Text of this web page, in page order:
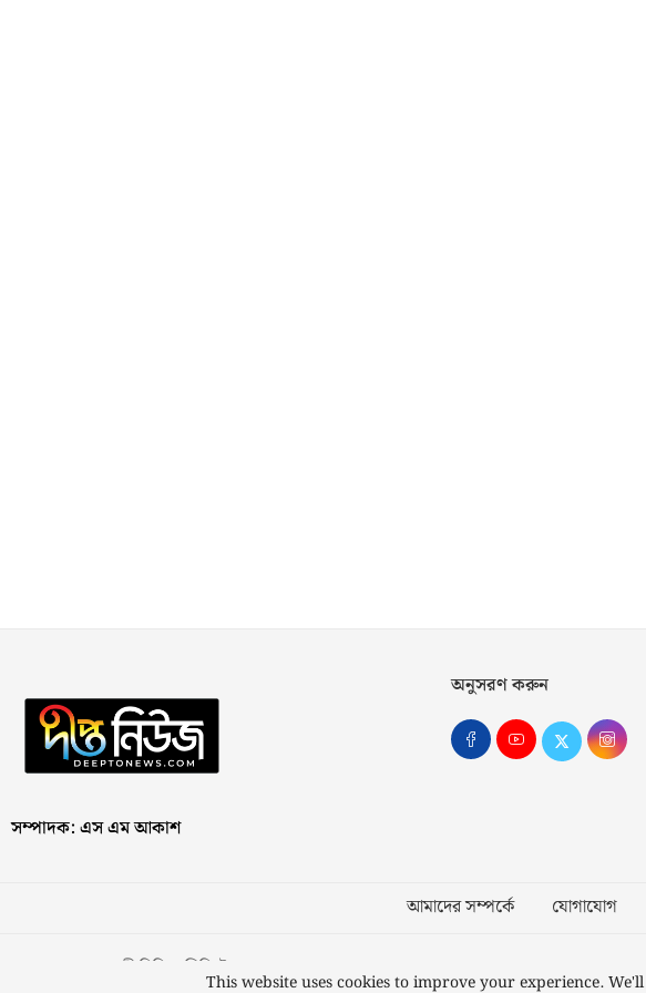
সম্পাদক: এস এম আকাশ
অনুসরণ করুন
আমাদের সম্পর্কে যোগাযোগ
স্বত্ব © ২০২৩ কাজী মিডিয়া লিমিটেডThis website uses cookies to improve your experience.